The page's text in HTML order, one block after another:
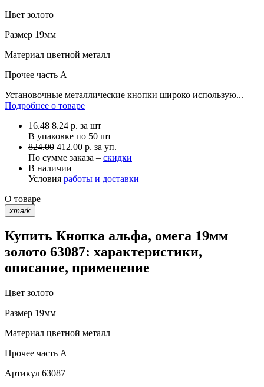
Цвет золото
Размер 19мм
Материал цветной металл
Прочее часть A
Установочные металлические кнопки широко использую...
Подробнее о товаре
16.48 8.24 р. за шт
В упаковке по 50 шт
824.00 412.00 р. за уп.
По сумме заказа – скидки
В наличии
Условия работы и доставки
О товаре
xmark
Купить Кнопка альфа, омега 19мм
золото 63087: характеристики,
описание, применение
Цвет золото
Размер 19мм
Материал цветной металл
Прочее часть A
Артикул 63087